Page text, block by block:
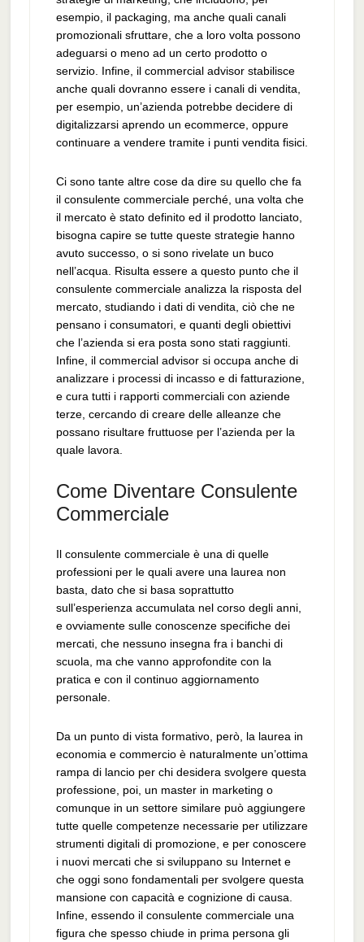
esempio, il packaging, ma anche quali canali
promozionali sfruttare, che a loro volta possono
adeguarsi o meno ad un certo prodotto o
servizio. Infine, il commercial advisor stabilisce
anche quali dovranno essere i canali di vendita,
per esempio, un’azienda potrebbe decidere di
digitalizzarsi aprendo un ecommerce, oppure
continuare a vendere tramite i punti vendita fisici.
Ci sono tante altre cose da dire su quello che fa
il consulente commerciale perché, una volta che
il mercato è stato definito ed il prodotto lanciato,
bisogna capire se tutte queste strategie hanno
avuto successo, o si sono rivelate un buco
nell’acqua. Risulta essere a questo punto che il
consulente commerciale analizza la risposta del
mercato, studiando i dati di vendita, ciò che ne
pensano i consumatori, e quanti degli obiettivi
che l’azienda si era posta sono stati raggiunti.
Infine, il commercial advisor si occupa anche di
analizzare i processi di incasso e di fatturazione,
e cura tutti i rapporti commerciali con aziende
terze, cercando di creare delle alleanze che
possano risultare fruttuose per l’azienda per la
quale lavora.
Come Diventare Consulente
Commerciale
Il consulente commerciale è una di quelle
professioni per le quali avere una laurea non
basta, dato che si basa soprattutto
sull’esperienza accumulata nel corso degli anni,
e ovviamente sulle conoscenze specifiche dei
mercati, che nessuno insegna fra i banchi di
scuola, ma che vanno approfondite con la
pratica e con il continuo aggiornamento
personale.
Da un punto di vista formativo, però, la laurea in
economia e commercio è naturalmente un’ottima
rampa di lancio per chi desidera svolgere questa
professione, poi, un master in marketing o
comunque in un settore similare può aggiungere
tutte quelle competenze necessarie per utilizzare
strumenti digitali di promozione, e per conoscere
i nuovi mercati che si sviluppano su Internet e
che oggi sono fondamentali per svolgere questa
mansione con capacità e cognizione di causa.
Infine, essendo il consulente commerciale una
figura che spesso chiude in prima persona gli